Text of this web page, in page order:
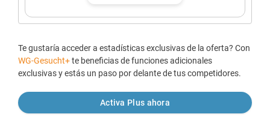
Te gustaría acceder a estadísticas exclusivas de la oferta? Con
WG-Gesucht+te beneficias de funciones adicionales
exclusivas y estás un paso por delante de tus competidores.
Activa Plus ahora